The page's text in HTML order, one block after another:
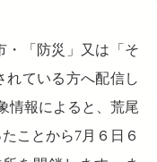
・「防災」又は「そ
れている方へ配信し
情報によると、荒尾
ことから7月６日６